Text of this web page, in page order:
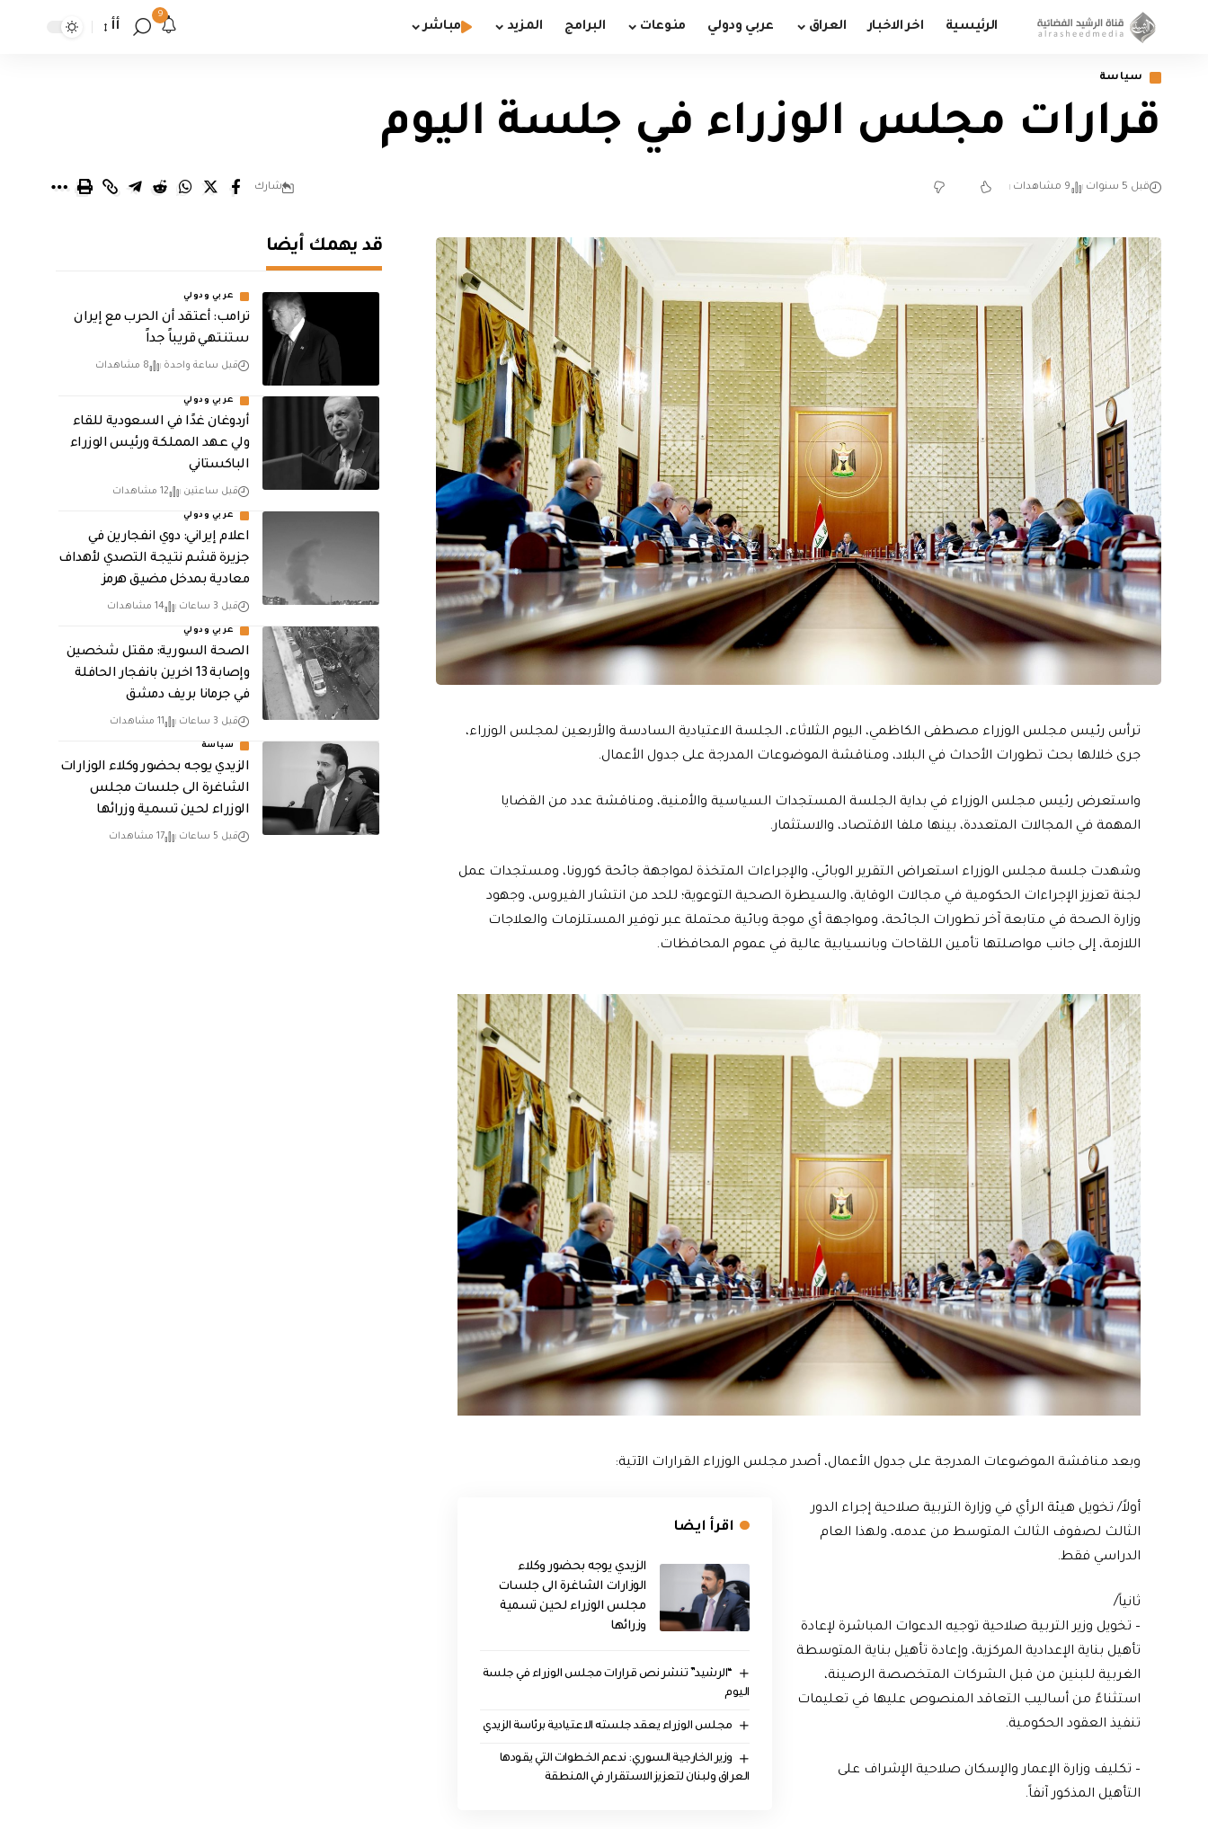
الرئيسية اخر الاخبار العراق عربي ودولي منوعات البرامج المزيد مباشر
9
أأ
سياسة
قرارات مجلس الوزراء في جلسة اليوم
قبل 5 سنوات 9 مشاهدات شارك
ترأس رئيس مجلس الوزراء مصطفى الكاظمي، اليوم الثلاثاء، الجلسة الاعتيادية السادسة والأربعين لمجلس الوزراء،
جرى خلالها بحث تطورات الأحداث في البلاد، ومناقشة الموضوعات المدرجة على جدول الأعمال.
واستعرض رئيس مجلس الوزراء في بداية الجلسة المستجدات السياسية والأمنية، ومناقشة عدد من القضايا
المهمة في المجالات المتعددة، بينها ملفا الاقتصاد، والاستثمار.
وشهدت جلسة مجلس الوزراء استعراض التقرير الوبائي، والإجراءات المتخذة لمواجهة جائحة كورونا، ومستجدات عمل
لجنة تعزيز الإجراءات الحكومية في مجالات الوقاية، والسيطرة الصحية التوعوية؛ للحد من انتشار الفيروس، وجهود
وزارة الصحة في متابعة آخر تطورات الجائحة، ومواجهة أي موجة وبائية محتملة عبر توفير المستلزمات والعلاجات
اللازمة، إلى جانب مواصلتها تأمين اللقاحات وبانسيابية عالية في عموم المحافظات.
وبعد مناقشة الموضوعات المدرجة على جدول الأعمال، أصدر مجلس الوزراء القرارات الآتية:
اقرأ ايضا
الزيدي يوجه بحضور وكلاء
الوزارات الشاغرة الى جلسات
مجلس الوزراء لحين تسمية
وزرائها
“الرشيد” تنشر نص قرارات مجلس الوزراء في جلسة
اليوم
مجلس الوزراء يعقد جلسته الاعتيادية برئاسة الزيدي
وزير الخارجية السوري: ندعم الخطوات التي يقودها
العراق ولبنان لتعزيز الاستقرار في المنطقة
أولاً/ تخويل هيئة الرأي في وزارة التربية صلاحية إجراء الدور
الثالث لصفوف الثالث المتوسط من عدمه، ولهذا العام
الدراسي فقط.
ثانياً/
– تخويل وزير التربية صلاحية توجيه الدعوات المباشرة لإعادة
تأهيل بناية الإعدادية المركزية، وإعادة تأهيل بناية المتوسطة
الغربية للبنين من قبل الشركات المتخصصة الرصينة،
استثناءً من أساليب التعاقد المنصوص عليها في تعليمات
تنفيذ العقود الحكومية.
– تكليف وزارة الإعمار والإسكان صلاحية الإشراف على
التأهيل المذكور آنفاً.
قد يهمك أيضا
عربي ودولي
‏ترامب: أعتقد أن الحرب مع إيران
ستنتهي قريباً جداً
قبل ساعة واحدة 8 مشاهدات
عربي ودولي
أردوغان غدًا في السعودية للقاء
ولي عهد المملكة ورئيس الوزراء
الباكستاني
قبل ساعتين 12 مشاهدات
عربي ودولي
اعلام إيراني: دوي انفجارين في
جزيرة قشم نتيجة التصدي لأهداف
معادية بمدخل مضيق هرمز
قبل 3 ساعات 14 مشاهدات
عربي ودولي
الصحة السورية: مقتل شخصين
وإصابة 13 اخرين بانفجار الحافلة
في جرمانا بريف دمشق
قبل 3 ساعات 11 مشاهدات
سياسة
الزيدي يوجه بحضور وكلاء الوزارات
الشاغرة الى جلسات مجلس
الوزراء لحين تسمية وزرائها
قبل 5 ساعات 17 مشاهدات